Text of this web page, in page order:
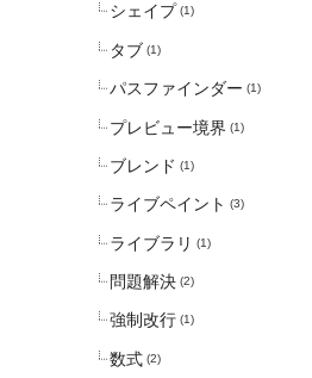
シェイプ (1)
タブ (1)
パスファインダー (1)
プレビュー境界 (1)
ブレンド (1)
ライブペイント (3)
ライブラリ (1)
問題解決 (2)
強制改行 (1)
数式 (2)